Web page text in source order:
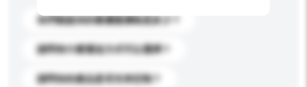
你們能提供的最優惠價格是多少？
請問有什麼運送方式可以選擇？
請問你的產品是否支持定制？